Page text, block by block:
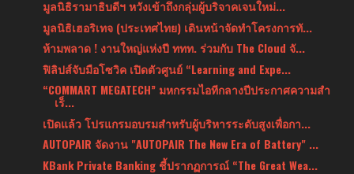
มูลนิธิรามาธิบดีฯ หวังเข้าถึงกลุ่มผู้บริจาคเจนใหม่...
มูลนิธิเฮอริเทจ (ประเทศไทย) เดินหน้าจัดทำโครงการทั...
ห้ามพลาด ! งานใหญ่แห่งปี ททท. ร่วมกับ The Cloud จั...
ฟิลิปส์จับมือโซวิค เปิดตัวศูนย์ “Learning and Expe...
“COMMART MEGATECH” มหกรรมไอทีกลางปีประกาศความสำ
เร็...
เปิดแล้ว โปรแกรมอบรมสำหรับผู้บริหารระดับสูงเพื่อกา...
AUTOPAIR จัดงาน "AUTOPAIR The New Era of Battery" ...
KBank Private Banking ชี้ปรากฏการณ์ “The Great Wea...